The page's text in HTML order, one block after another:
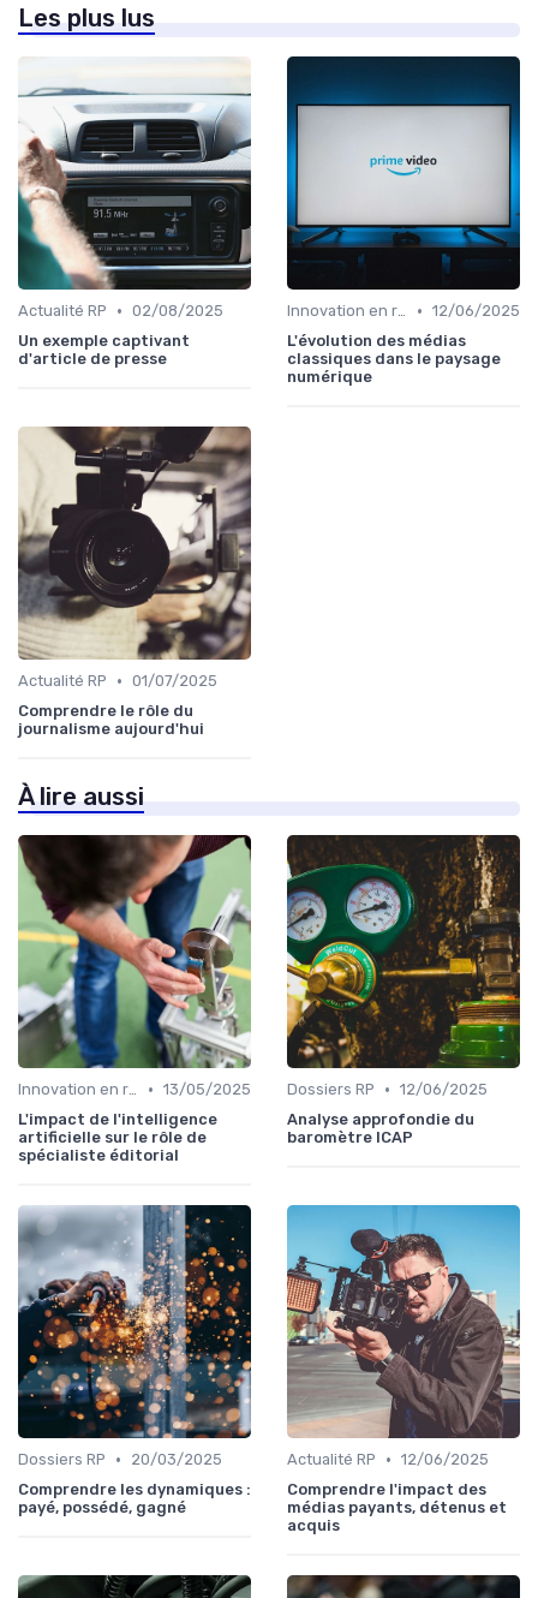
Les plus lus
Actualité RP • 02/08/2025
Un exemple captivant
d'article de presse
Innovation en relation presse • 12/06/2025
L'évolution des médias
classiques dans le paysage
numérique
Actualité RP • 01/07/2025
Comprendre le rôle du
journalisme aujourd'hui
À lire aussi
Innovation en relation presse • 13/05/2025
L'impact de l'intelligence
artificielle sur le rôle de
spécialiste éditorial
Dossiers RP • 12/06/2025
Analyse approfondie du
baromètre ICAP
Dossiers RP •
20/03/2025
Comprendre les dynamiques :
payé, possédé, gagné
Actualité RP • 12/06/2025
Comprendre l'impact des
médias payants, détenus et
acquis